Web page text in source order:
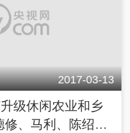
2017-03-13
级休闲农业和乡
修、马利、陈绍